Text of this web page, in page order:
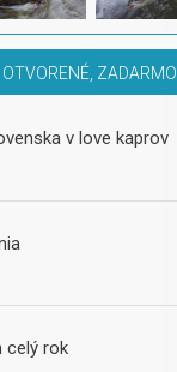
ZADARMO
v love kaprov
celý rok